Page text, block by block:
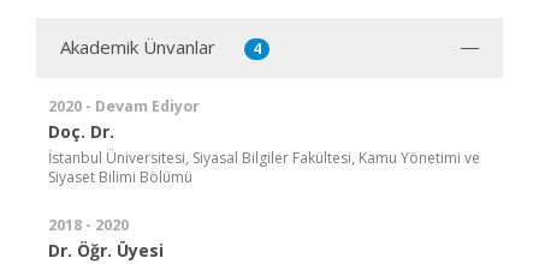
Akademik Ünvanlar 4
2020 - Devam Ediyor
Doç. Dr.
İstanbul Üniversitesi, Siyasal Bilgiler Fakültesi, Kamu Yönetimi ve
Siyaset Bilimi Bölümü
2018 - 2020
Dr. Öğr. Üyesi